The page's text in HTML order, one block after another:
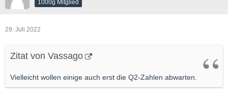
1000g Mitglied
29. Juli 2022
Zitat von Vassago
Vielleicht wollen einige auch erst die Q2-Zahlen abwarten.